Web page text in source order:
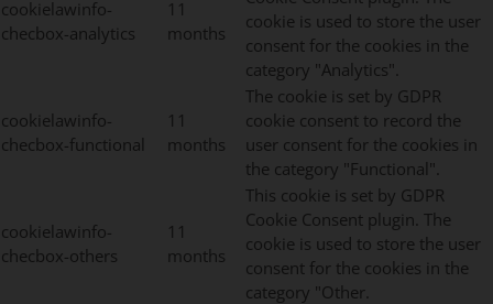
cookielawinfo-
checbox-analytics
11
months
cookie is used to store the user
consent for the cookies in the
category "Analytics".
cookielawinfo-
checbox-functional
11
months
The cookie is set by GDPR
cookie consent to record the
user consent for the cookies in
the category "Functional".
cookielawinfo-
checbox-others
11
months
This cookie is set by GDPR
Cookie Consent plugin. The
cookie is used to store the user
consent for the cookies in the
category "Other.